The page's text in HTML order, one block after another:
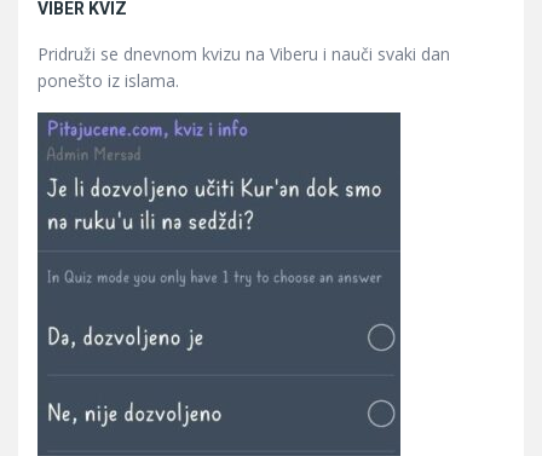
VIBER KVIZ
Pridruži se dnevnom kvizu na Viberu i nauči svaki dan
ponešto iz islama.